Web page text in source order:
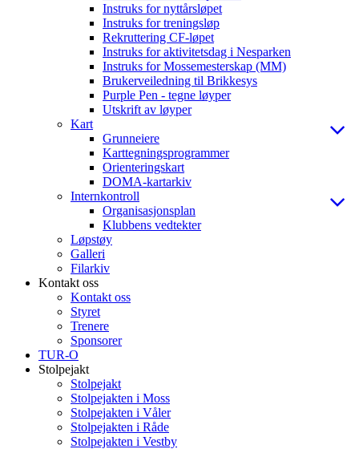
Instruks for nyttårsløpet
Instruks for treningsløp
Rekruttering CF-løpet
Instruks for aktivitetsdag i Nesparken
Instruks for Mossemesterskap (MM)
Brukerveiledning til Brikkesys
Purple Pen - tegne løyper
Utskrift av løyper
Kart
Grunneiere
Karttegningsprogrammer
Orienteringskart
DOMA-kartarkiv
Internkontroll
Organisasjonsplan
Klubbens vedtekter
Løpstøy
Galleri
Filarkiv
Kontakt oss
Kontakt oss
Styret
Trenere
Sponsorer
TUR-O
Stolpejakt
Stolpejakt
Stolpejakten i Moss
Stolpejakten i Våler
Stolpejakten i Råde
Stolpejakten i Vestby